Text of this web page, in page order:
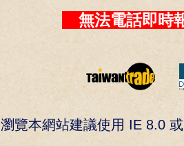
無法電話即
瀏覽本網站建議使用 IE 8.0